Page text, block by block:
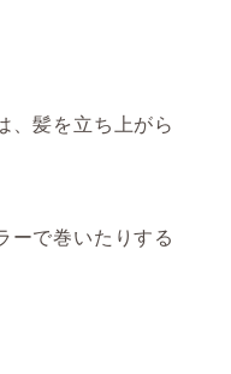
、髪を立ち上がら
ーで巻いたりする